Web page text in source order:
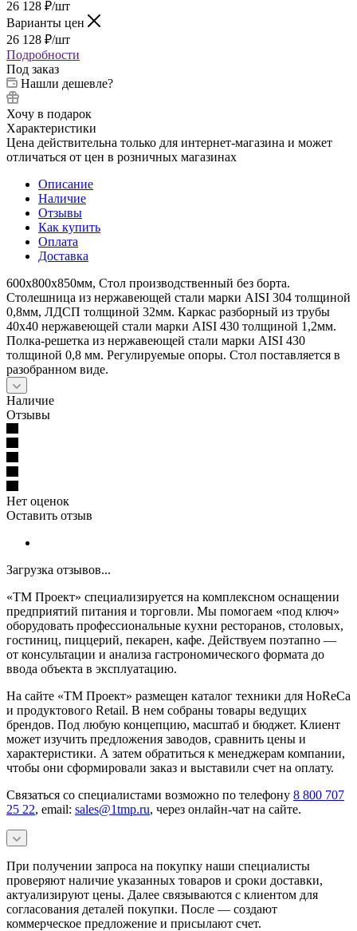
26 128 ₽/шт
Варианты цен
26 128 ₽/шт
Подробности
Под заказ
Нашли дешевле?
Хочу в подарок
Характеристики
Цена действительна только для интернет-магазина и может
отличаться от цен в розничных магазинах
Описание
Наличие
Отзывы
Как купить
Оплата
Доставка
600х800х850мм, Стол производственный без борта.
Столешница из нержавеющей стали марки AISI 304 толщиной
0,8мм, ЛДСП толщиной 32мм. Каркас разборный из трубы
40х40 нержавеющей стали марки AISI 430 толщиной 1,2мм.
Полка-решетка из нержавеющей стали марки AISI 430
толщиной 0,8 мм. Регулируемые опоры. Стол поставляется в
разобранном виде.
Наличие
Отзывы
Нет оценок
Оставить отзыв
Загрузка отзывов...
«ТМ Проект» специализируется на комплексном оснащении
предприятий питания и торговли. Мы помогаем «под ключ»
оборудовать профессиональные кухни ресторанов, столовых,
гостиниц, пиццерий, пекарен, кафе. Действуем поэтапно —
от консультации и анализа гастрономического формата до
ввода объекта в эксплуатацию.
На сайте «ТМ Проект» размещен каталог техники для HoReCa
и продуктового Retail. В нем собраны товары ведущих
брендов. Под любую концепцию, масштаб и бюджет. Клиент
может изучить предложения заводов, сравнить цены и
характеристики. А затем обратиться к менеджерам компании,
чтобы они сформировали заказ и выставили счет на оплату.
Связаться со специалистами возможно по телефону 8 800 707
25 22, email: sales@1tmp.ru, через онлайн-чат на сайте.
При получении запроса на покупку наши специалисты
проверяют наличие указанных товаров и сроки доставки,
актуализируют цены. Далее связываются с клиентом для
согласования деталей покупки. После — создают
коммерческое предложение и присылают счет.